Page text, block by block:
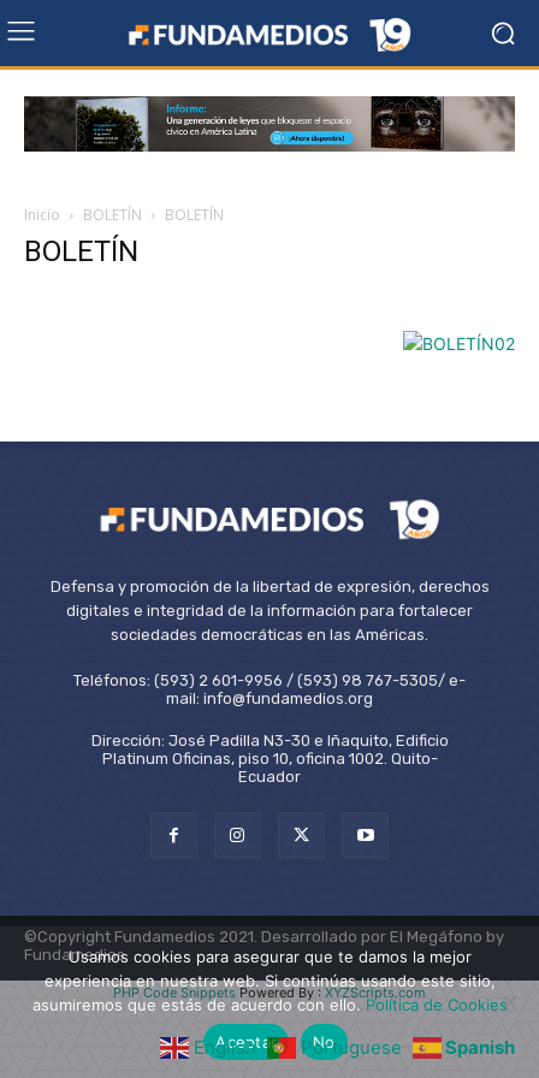
Inicio BOLETÍN BOLETÍN
BOLETÍN
Defensa y promoción de la libertad de expresión, derechos
digitales e integridad de la información para fortalecer
sociedades democráticas en las Américas.
Teléfonos: (593) 2 601-9956 / (593) 98 767-5305/ e-
mail: info@fundamedios.org
Dirección: José Padilla N3-30 e Iñaquito, Edificio
Platinum Oficinas, piso 10, oficina 1002. Quito-
Ecuador
©Copyright Fundamedios 2021. Desarrollado por El Megáfono by
Fundamedios.
English Portuguese Spanish
PHP Code Snippets Powered By :XYZScripts.com
Usamos cookies para asegurar que te damos la mejor
experiencia en nuestra web. Si continúas usando este sitio,
asumiremos que estás de acuerdo con ello. Política de Cookies
Aceptar
No